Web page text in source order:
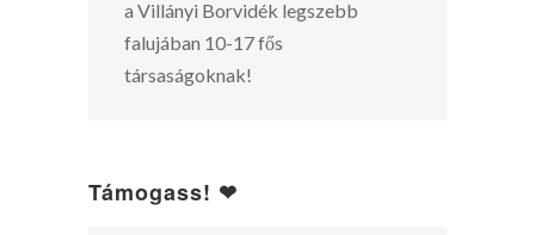
a Villányi Borvidék legszebb
falujában 10-17 fős
társaságoknak!
Támogass! ❤